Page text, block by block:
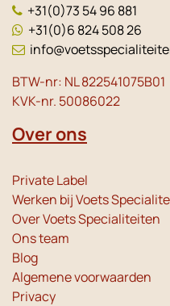
+31(0)73 54 96 881
+31(0)6 824 508 26
BTW-nr: NL 822541075B01
KVK-nr. 50086022
Over ons
Private Label
Werken bij Voets
Over Voets Specialiteiten
Ons team
Blog
Algemene voorwaarden
Privacy